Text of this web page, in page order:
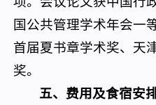
国公共管理学术年会一
首届夏书章学术奖、天
奖。
五、费用及食宿安